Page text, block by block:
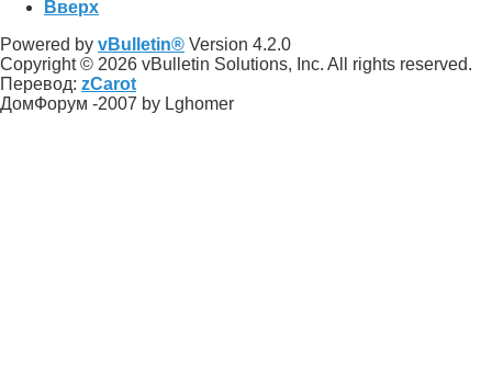
Вверх
Powered by vBulletin® Version 4.2.0
Copyright © 2026 vBulletin Solutions, Inc. All rights reserved.
Перевод: zCarot
ДомФорум -2007 by Lghomer